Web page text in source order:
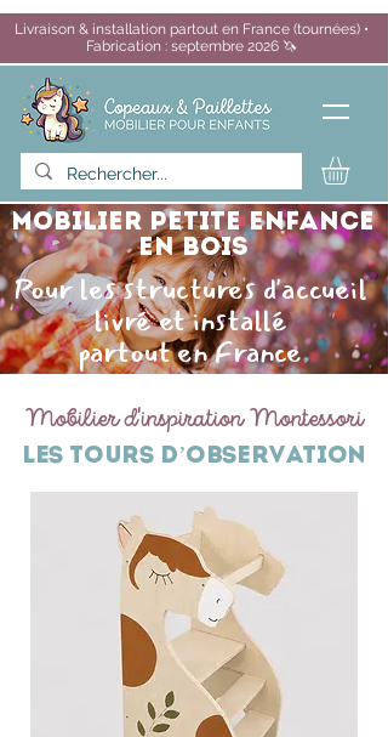
Livraison & installation partout en France (tournées) •
Fabrication : septembre 2026 🦄
mobilier petite enfance
en bois
Pour les structures d'accueil
livré et installé
partout en France
Mobilier d'inspiration Montessori
LES Tours d’observation